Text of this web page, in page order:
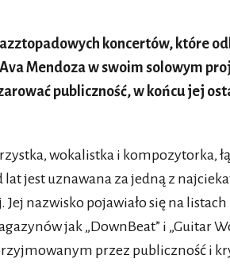
koncertów, które
Mendoza w swoim solowym
publiczność, w końcu jej
wokalistka i kompozytorka,
lat jest uznawana za jedną z
Jej nazwisko pojawiało się na
jak „DownBeat” i „Guitar
przez publiczność i